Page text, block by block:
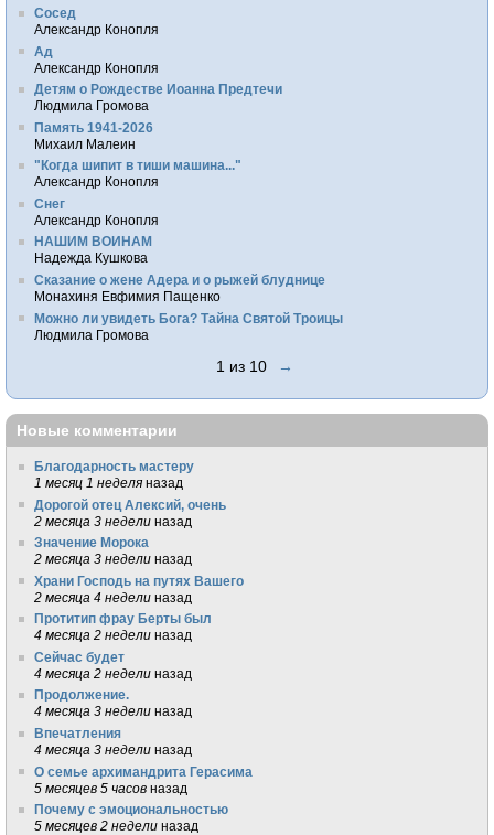
Сосед
Александр Конопля
Ад
Александр Конопля
Детям о Рождестве Иоанна Предтечи
Людмила Громова
Память 1941-2026
Михаил Малеин
"Когда шипит в тиши машина..."
Александр Конопля
Снег
Александр Конопля
НАШИМ ВОИНАМ
Надежда Кушкова
Сказание о жене Адера и о рыжей блуднице
Монахиня Евфимия Пащенко
Можно ли увидеть Бога? Тайна Святой Троицы
Людмила Громова
1 из 10 →
Новые комментарии
Благодарность мастеру
1 месяц 1 неделя назад
Дорогой отец Алексий, очень
2 месяца 3 недели назад
Значение Морока
2 месяца 3 недели назад
Храни Господь на путях Вашего
2 месяца 4 недели назад
Протитип фрау Берты был
4 месяца 2 недели назад
Сейчас будет
4 месяца 2 недели назад
Продолжение.
4 месяца 3 недели назад
Впечатления
4 месяца 3 недели назад
О семье архимандрита Герасима
5 месяцев 5 часов назад
Почему с эмоциональностью
5 месяцев 2 недели назад